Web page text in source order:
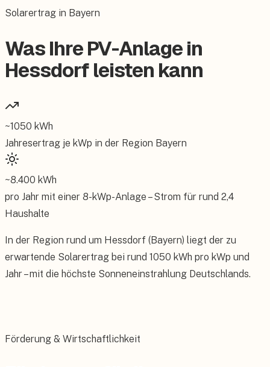
Solarertrag in Bayern
Was Ihre PV-Anlage in
Hessdorf leisten kann
~1050 kWh
Jahresertrag je kWp in der Region Bayern
~8.400 kWh
pro Jahr mit einer 8-kWp-Anlage – Strom für rund 2,4
Haushalte
In der Region rund um Hessdorf (Bayern) liegt der zu
erwartende Solarertrag bei rund 1050 kWh pro kWp und
Jahr – mit die höchste Sonneneinstrahlung Deutschlands.
Förderung & Wirtschaftlichkeit